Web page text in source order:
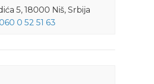
– drugi deo
5, 18000 Niš, Srbija
0 52 51 63